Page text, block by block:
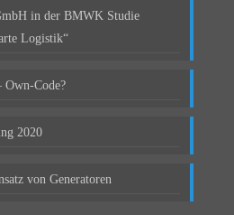
in der BMWK Studie
Logistik“
Own-Code?
2020
von Generatoren